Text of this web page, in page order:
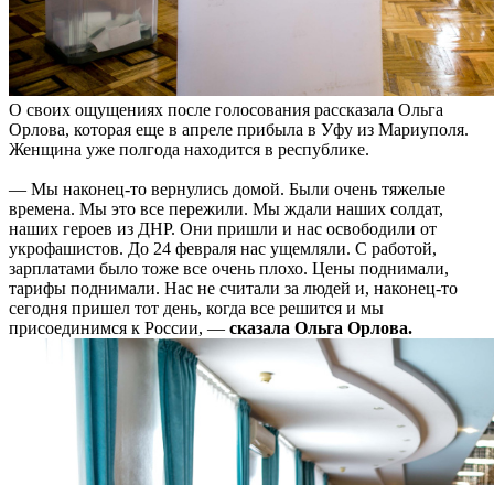
О своих ощущениях после голосования рассказала Ольга
Орлова, которая еще в апреле прибыла в Уфу из Мариуполя.
Женщина уже полгода находится в республике.
— Мы наконец-то вернулись домой. Были очень тяжелые
времена. Мы это все пережили. Мы ждали наших солдат,
наших героев из ДНР. Они пришли и нас освободили от
укрофашистов. До 24 февраля нас ущемляли. С работой,
зарплатами было тоже все очень плохо. Цены поднимали,
тарифы поднимали. Нас не считали за людей и, наконец-то
сегодня пришел тот день, когда все решится и мы
присоединимся к России, — сказала Ольга Орлова.